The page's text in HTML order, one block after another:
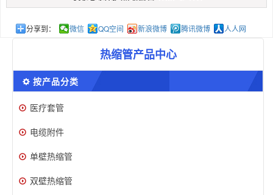
分享到： 微信 QQ空间 新浪微博 腾讯微博 人人网
热缩管产品中心
按产品分类
医疗套管
电缆附件
单壁热缩管
双壁热缩管